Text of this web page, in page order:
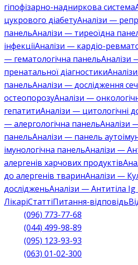
гіпофізарно-надниркова система
цукрового діабетуАналізи —
панельАналізи — тиреоїдна
інфекціїАналізи — кардіо-
— гематологічна панельАналізи
пренатальної діагностики
панельАналізи — дослідження
остеопорозуАналізи —
гепатитиАналізи — цитологічні
— алергологічна панельАналізи
панельАналізи — панель
імунологічна панельАналізи —
алергенів харчових продуктів
до алергенів тваринАналізи —
дослідженьАналізи — Антитіла Ig
ЛікаріСтаттіПитання-відповідь
(096) 773-77-68
(044) 499-98-89
(095) 123-93-93
(063) 01-02-300